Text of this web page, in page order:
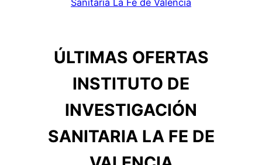
Sanitaria La Fe de Valencia
ÚLTIMAS OFERTAS
INSTITUTO DE
INVESTIGACIÓN
SANITARIA LA FE DE